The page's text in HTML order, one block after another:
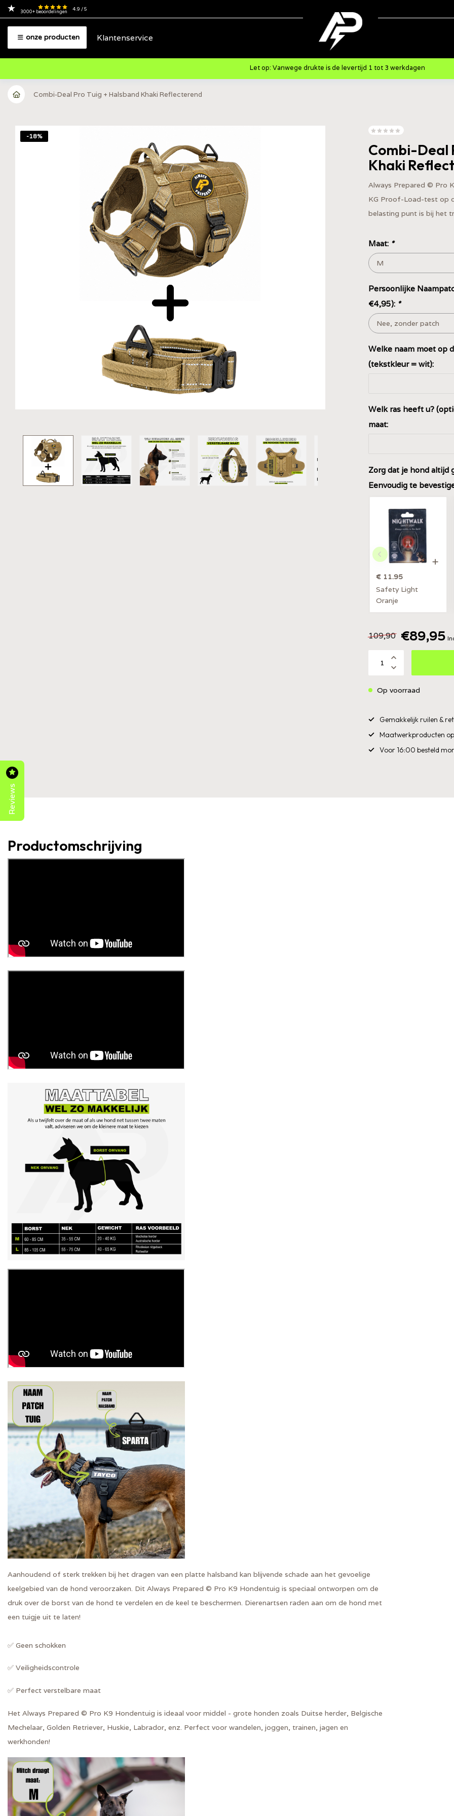
3000+ beoordelingen 4.9 / 5
onze producten Klantenservice
Let op: Vanwege drukte is de levertijd 1 tot 3 werkdagen
Combi-Deal Pro Tuig + Halsband Khaki Reflecterend
-18%
Combi-Deal
Khaki
Always Prepared © Pro
KG Proof-Load-test op
belasting punt is bij het
Maat: *
Persoonlijke
€4,95): *
Welke naam moet op
(tekstkleur = wit):
Welk ras heeft u?
maat:
Zorg dat je hond altijd
Eenvoudig te
€ 11.95
Safety Light
Oranje
109,90 €89,95
Op voorraad
Gemakkelijk ruilen &
Maatwerkproducten
Voor 16:00 besteld
Productomschrijving
Aanhoudend of sterk trekken bij het dragen van een platte halsband kan blijvende schade aan het gevoelige
keelgebied van de hond veroorzaken. Dit Always Prepared © Pro K9 Hondentuig is speciaal ontworpen om de
druk over de borst van de hond te verdelen en de keel te beschermen. Dierenartsen raden aan om de hond met
een tuigje uit te laten!
✅ Geen schokken
✅ Veiligheidscontrole
✅ Perfect verstelbare maat
Het Always Prepared © Pro K9 Hondentuig is ideaal voor middel - grote honden zoals Duitse herder, Belgische
Mechelaar, Golden Retriever, Huskie, Labrador, enz. Perfect voor wandelen, joggen, trainen, jagen en
werkhonden!
Reviews